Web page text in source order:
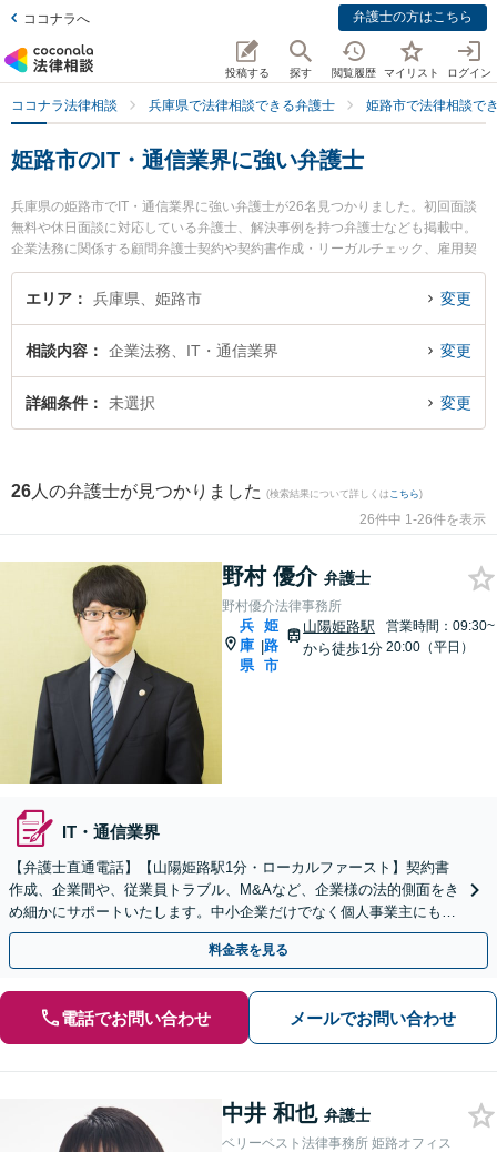
ココナラへ 弁護士の方はこちら
投稿する 探す 閲覧履歴 マイリスト ログイン
ココナラ法律相談 兵庫県で法律相談できる弁護士 姫路市で法律相談で
姫路市のIT・通信業界に強い弁護士
兵庫県の姫路市でIT・通信業界に強い弁護士が26名見つかりました。初回面談
無料や休日面談に対応している弁護士、解決事例を持つ弁護士なども掲載中。
企業法務に関係する顧問弁護士契約や契約書作成・リーガルチェック、雇用契
約書・就業規則作成等の細かな分野での絞り込み検索もでき便利です。特に野
村優介法律事務所の野村 優介弁護士やベリーベスト法律事務所 姫路オフィスの
T・通信業界のトラブルを今すぐに弁護士に相談したい』『IT・通信業界のトラ
ブル解決の実績豊富な近くの弁護士を検索したい』『初回相談無料でIT・通信
業界を法律相談できる姫路市内の弁護士に相談予約したい』などでお困りの相
エリア 兵庫県、姫路市 変更
相談内容 企業法務、IT・通信業界 変更
詳細条件 未選択 変更
26 人の弁護士が見つかりました (検索結果について詳しくは こちら)
26件中 1-26件を表示
野村 優介 弁護士
野村優介法律事務所
兵
庫
県
|
姫
路
市
山陽姫路駅
から徒歩1分
営業時間：09:30~
20:00（平日）
IT・通信業界
【弁護士直通電話】【山陽姫路駅1分・ローカルファースト】契約書
作成、企業間や、従業員トラブル、M&Aなど、企業様の法的側面をき
め細かにサポートいたします。中小企業だけでなく個人事業主にも対
応いたします。【土日祝対応可】【電話相談可】
料金表を見る
電話でお問い合わせ メールでお問い合わせ
中井 和也 弁護士
ベリーベスト法律事務所 姫路オフィス